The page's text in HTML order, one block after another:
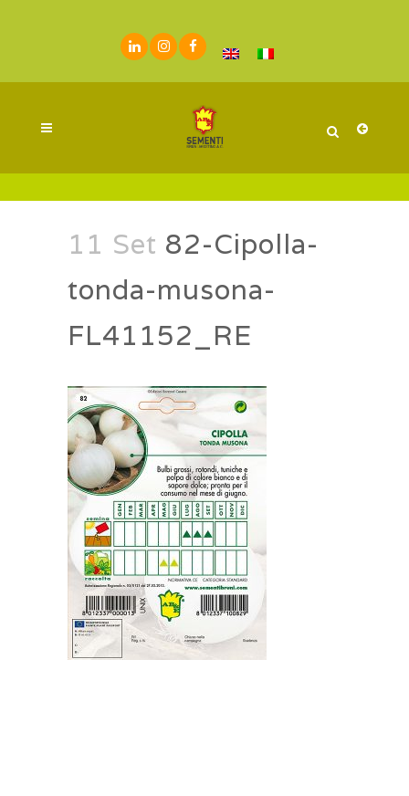
11 Set 82-Cipolla-
tonda-musona-
FL41152_RE